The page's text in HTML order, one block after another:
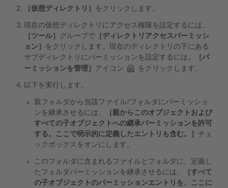
［仮想ディレクトリ］ をクリックします。
現在の仮想ディレクトリにアクセス権限を設定するには、
［ツール］
グループで ［ディレクトリアクセスパーミッシ
ョン］
をクリックします。現在のディレクトリの下にある
サブディレクトリにパーミッションを設定するには、［パ
ーミッションを管理］
アイコン をクリックします。
以下を実行します。
親フォルダから当該ファイル/フォルダにパーミッショ
ンを継承させるには、
［親からこのオブジェクトおよび
すべての子オブジェクトへの継承パーミッションを許可
する。ここで明示的に定義したエントリも含む。］ チェ
ックボックスをオンにします。
このフォルダに含まれるファイルとフォルダに、定義し
たフォルダパーミッションを継承させるには、
［すべて
の子オブジェクトのパーミッションエントリを、ここに